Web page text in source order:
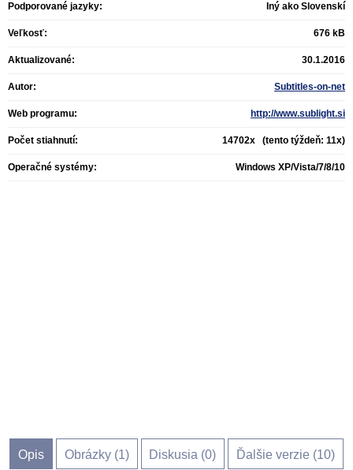
Podporované jazyky: Iný ako Slovenskí
Veľkosť: 676 kB
Aktualizované: 30.1.2016
Autor: Subtitles-on-net
Web programu: http://www.sublight.si
Počet stiahnutí: 14702x (tento týždeň: 11x)
Operačné systémy: Windows XP/Vista/7/8/10
Opis Obrázky (1) Diskusia (0) Ďalšie verzie (10)